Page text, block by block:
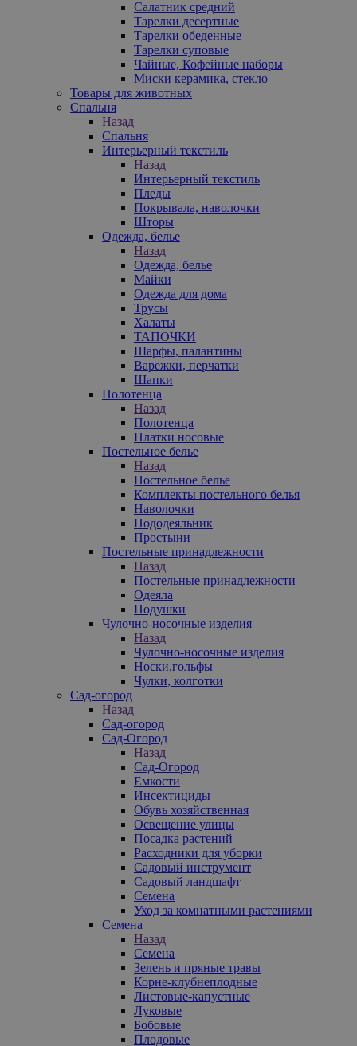
Салатник средний
Тарелки десертные
Тарелки обеденные
Тарелки суповые
Чайные, Кофейные наборы
Миски керамика, стекло
Товары для животных
Спальня
Назад
Спальня
Интерьерный текстиль
Назад
Интерьерный текстиль
Пледы
Покрывала, наволочки
Шторы
Одежда, белье
Назад
Одежда, белье
Майки
Одежда для дома
Трусы
Халаты
ТАПОЧКИ
Шарфы, палантины
Варежки, перчатки
Шапки
Полотенца
Назад
Полотенца
Платки носовые
Постельное белье
Назад
Постельное белье
Комплекты постельного белья
Наволочки
Пододеяльник
Простыни
Постельные принадлежности
Назад
Постельные принадлежности
Одеяла
Подушки
Чулочно-носочные изделия
Назад
Чулочно-носочные изделия
Носки,гольфы
Чулки, колготки
Сад-огород
Назад
Сад-огород
Сад-Огород
Назад
Сад-Огород
Емкости
Инсектициды
Обувь хозяйственная
Освещение улицы
Посадка растений
Расходники для уборки
Садовый инструмент
Садовый ландшафт
Семена
Уход за комнатными растениями
Семена
Назад
Семена
Зелень и пряные травы
Корне-клубнеплодные
Листовые-капустные
Луковые
Бобовые
Плодовые